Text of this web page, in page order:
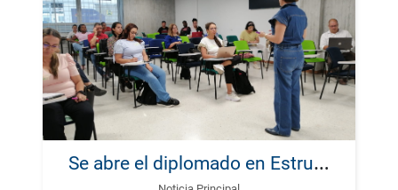
S
e abre el diplomado en Estructuración de Proyectos susceptibles de ser financiados por el SGR, Cohorte 2